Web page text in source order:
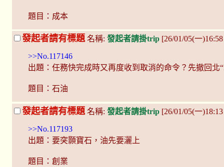
題目：成本
發起者請有標題 名稱: 發起者請掛trip [26/01/05(一
>>No.117146
出題：任務快完成時又再度收到取消的命令？先撤回
題目：石油
發起者請有標題 名稱: 發起者請掛trip [26/01/05(一
>>No.117193
出題：要突顥寶石，油先要灑上
題目：創業